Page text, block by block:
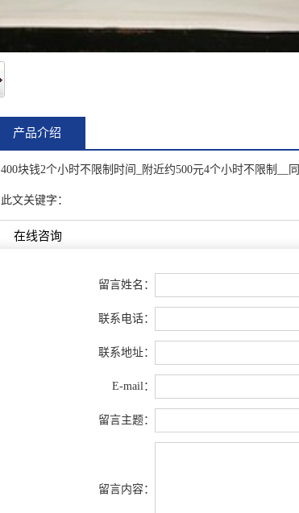
产品介绍
400块钱2个小时不限制时间_附近约500元4个小时不限制__
此文关键字：
在线咨询
留言姓名：
联系电话：
联系地址：
E-mail：
留言主题：
留言内容：